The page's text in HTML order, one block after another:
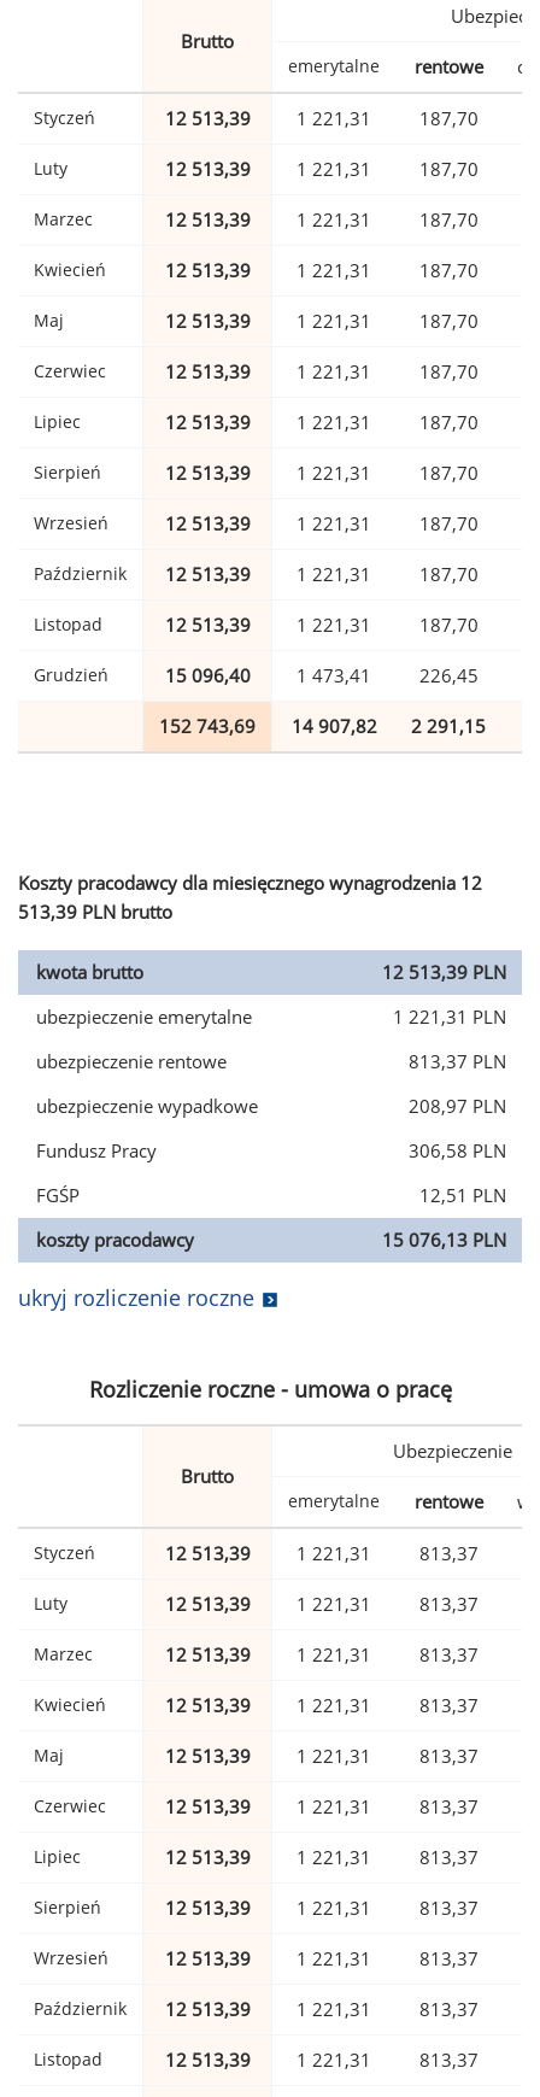
Brutto
emerytalne rentowe
Styczeń 12 513,39 1 221,31 187,70
Luty 12 513,39 1 221,31 187,70
Marzec 12 513,39 1 221,31 187,70
Kwiecień 12 513,39 1 221,31 187,70
Maj 12 513,39 1 221,31 187,70
Czerwiec 12 513,39 1 221,31 187,70
Lipiec 12 513,39 1 221,31 187,70
Sierpień 12 513,39 1 221,31 187,70
Wrzesień 12 513,39 1 221,31 187,70
Październik 12 513,39 1 221,31 187,70
Listopad 12 513,39 1 221,31 187,70
Grudzień 15 096,40 1 473,41 226,45
152 743,69 14 907,82 2 291,15
Koszty pracodawcy dla miesięcznego wynagrodzenia 12
513,39 PLN brutto
kwota brutto
12 513,39 PLN
ubezpieczenie emerytalne
1 221,31 PLN
ubezpieczenie rentowe
813,37 PLN
ubezpieczenie wypadkowe
208,97 PLN
Fundusz Pracy
306,58 PLN
FGŚP
12,51 PLN
koszty pracodawcy
15 076,13 PLN
ukryj rozliczenie roczne
Rozliczenie roczne - umowa o pracę
Brutto
Ubezpieczenie
emerytalne rentowe
Styczeń 12 513,39 1 221,31 813,37
Luty 12 513,39 1 221,31 813,37
Marzec 12 513,39 1 221,31 813,37
Kwiecień 12 513,39 1 221,31 813,37
Maj 12 513,39 1 221,31 813,37
Czerwiec 12 513,39 1 221,31 813,37
Lipiec 12 513,39 1 221,31 813,37
Sierpień 12 513,39 1 221,31 813,37
Wrzesień 12 513,39 1 221,31 813,37
Październik 12 513,39 1 221,31 813,37
Listopad 12 513,39 1 221,31 813,37